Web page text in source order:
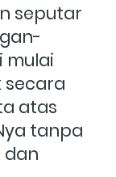
seputar
mulai
secara
atas
tanpa
dan